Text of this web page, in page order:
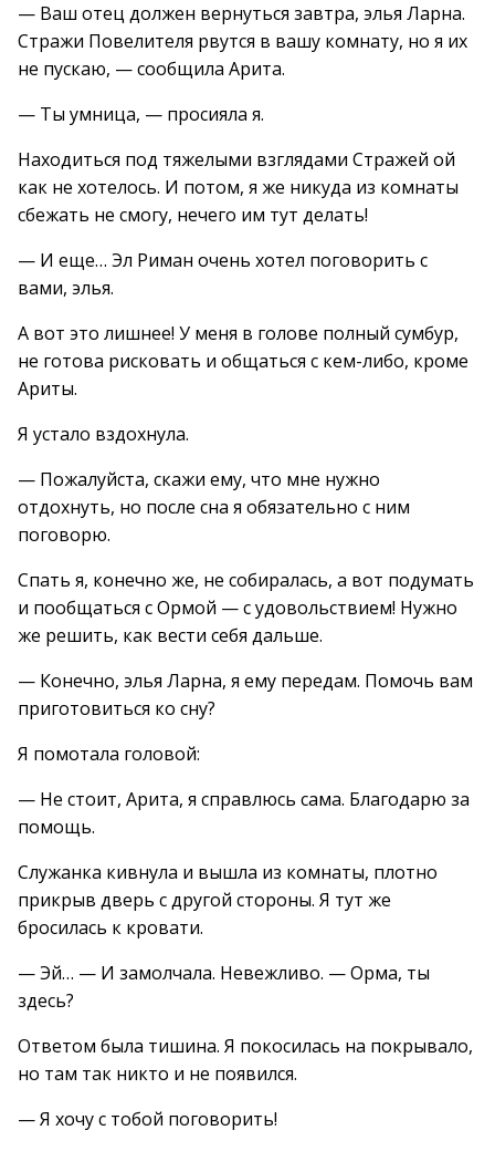
— Ваш отец должен вернуться завтра, элья Ларна.
Стражи Повелителя рвутся в вашу комнату, но я их
не пускаю, — сообщила Арита.
— Ты умница, — просияла я.
Находиться под тяжелыми взглядами Стражей ой
как не хотелось. И потом, я же никуда из комнаты
сбежать не смогу, нечего им тут делать!
— И еще… Эл Риман очень хотел поговорить с
вами, элья.
А вот это лишнее! У меня в голове полный сумбур,
не готова рисковать и общаться с кем-либо, кроме
Ариты.
Я устало вздохнула.
— Пожалуйста, скажи ему, что мне нужно
отдохнуть, но после сна я обязательно с ним
поговорю.
Спать я, конечно же, не собиралась, а вот подумать
и пообщаться с Ормой — с удовольствием! Нужно
же решить, как вести себя дальше.
— Конечно, элья Ларна, я ему передам. Помочь вам
приготовиться ко сну?
Я помотала головой:
— Не стоит, Арита, я справлюсь сама. Благодарю за
помощь.
Служанка кивнула и вышла из комнаты, плотно
прикрыв дверь с другой стороны. Я тут же
бросилась к кровати.
— Эй… — И замолчала. Невежливо. — Орма, ты
здесь?
Ответом была тишина. Я покосилась на покрывало,
но там так никто и не появился.
— Я хочу с тобой поговорить!